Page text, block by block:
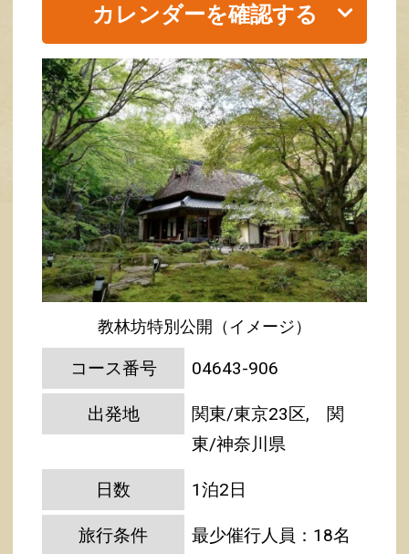
カレンダーを確認する
教林坊特別公開（イメージ）
コース番号 04643-906
出発地
関東/東京23区, 関
東/神奈川県
日数 1泊2日
旅行条件
最少催行人員：18名